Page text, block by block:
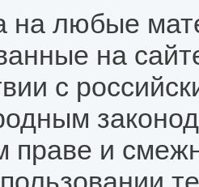
на любые
на
с
праве и